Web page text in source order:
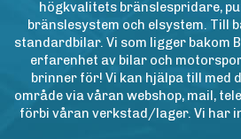
högkvalitets bränslespridare,
bränslesystem och elsystem. Till
standardbilar. Vi som ligger bakom
erfarenhet av bilar och
brinner för! Vi kan hjälpa till med
område via våran webshop, mail,
förbi våran verkstad/lager. Vi har